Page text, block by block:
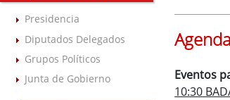
Presidencia
Diputados Delegados
Grupos Políticos
Junta de Gobierno
Eventos
10:30